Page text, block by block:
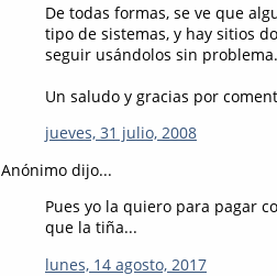
De todas formas, se ve que
tipo de sistemas, y hay sitios
seguir usándolos sin problema.
Un saludo y gracias por
jueves, 31 julio, 2008
Anónimo dijo...
Pues yo la quiero para pagar
que la tiña...
lunes, 14 agosto, 2017